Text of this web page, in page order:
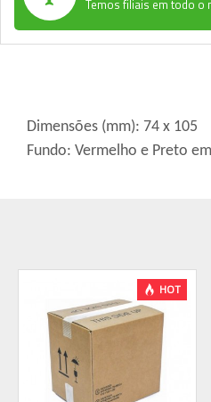
Temos filiais em todo o
Dimensões (mm): 74 x 105
Fundo: Vermelho e Preto em
HOT